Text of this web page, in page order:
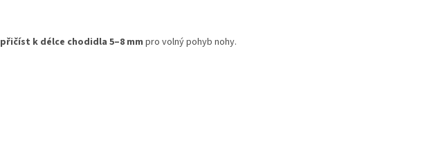
přičíst k délce chodidla 5–8 mm pro volný pohyb nohy.